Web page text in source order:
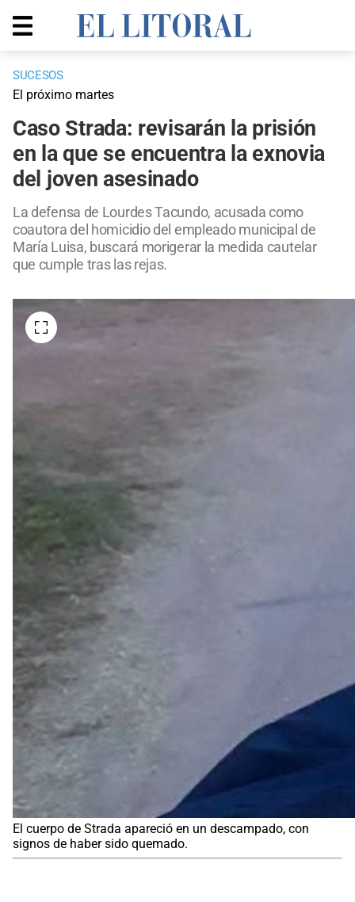
SUCESOS
El próximo martes
Caso Strada: revisarán la prisión
en la que se encuentra la exnovia
del joven asesinado
La defensa de Lourdes Tacundo, acusada como
coautora del homicidio del empleado municipal de
María Luisa, buscará morigerar la medida cautelar
que cumple tras las rejas.
El cuerpo de Strada apareció en un descampado, con
signos de haber sido quemado.